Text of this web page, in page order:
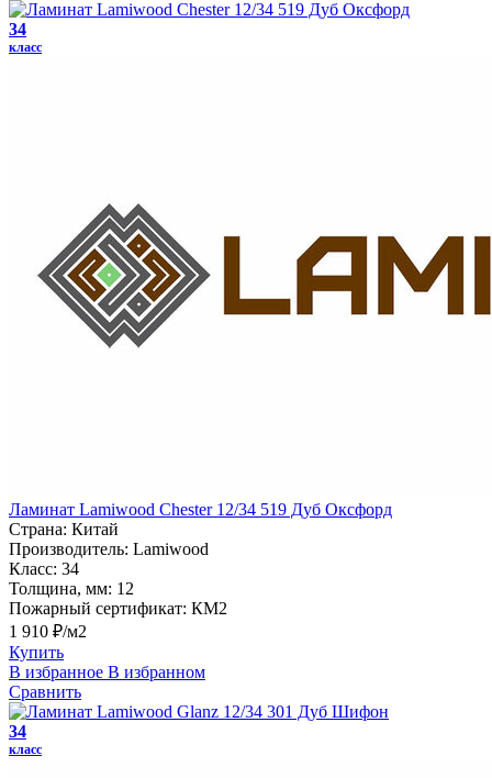
34
класс
Ламинат Lamiwood Chester 12/34 519 Дуб Оксфорд
Страна: Китай
Производитель: Lamiwood
Класс: 34
Толщина, мм: 12
Пожарный сертификат: КМ2
1 910 ₽/м2
Купить
В избранное В избранном
Сравнить
34
класс